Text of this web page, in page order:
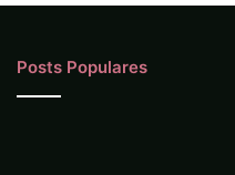
Posts Populares